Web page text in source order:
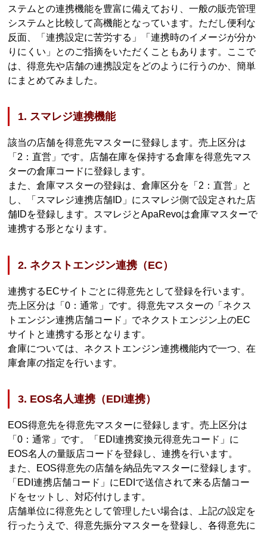
ステムとの連携機能を豊富に備えており、一般の販売管理
システムと比較して高機能となっています。ただし便利な
反面、「連携設定に苦労する」「連携時のイメージが分か
りにくい」とのご指摘をいただくこともあります。ここで
は、得意先や店舗の連携設定をどのように行うのか、簡単
にまとめてみました。
1. スマレジ連携機能
該当の店舗を得意先マスターに登録します。売上区分は
「2：直営」です。店舗在庫を保持する倉庫を得意先マス
ターの倉庫コードに登録します。
また、倉庫マスターの登録は、倉庫区分を「2：直営」と
し、「スマレジ連携店舗ID」にスマレジ側で設定された店
舗IDを登録します。スマレジとApaRevoは倉庫マスターで
連携する形となります。
2. ネクストエンジン連携（EC）
連携するECサイトごとに得意先として登録を行います。
売上区分は「0：通常」です。得意先マスターの「ネクス
トエンジン連携店舗コード」でネクストエンジン上のEC
サイトと連携する形となります。
倉庫については、ネクストエンジン連携機能内で一つ、在
庫倉庫の指定を行います。
3. EOS名人連携（EDI連携）
EOS得意先を得意先マスターに登録します。売上区分は
「0：通常」です。「EDI連携変換元得意先コード」に
EOS名人の量販店コードを登録し、連携を行います。
また、EOS得意先の店舗を納品先マスターに登録します。
「EDI連携店舗コード」にEDIで送信されて来る店舗コー
ドをセットし、対応付けします。
店舗単位に得意先として管理したい場合は、上記の設定を
行ったうえで、得意先振分マスターを登録し、各得意先に